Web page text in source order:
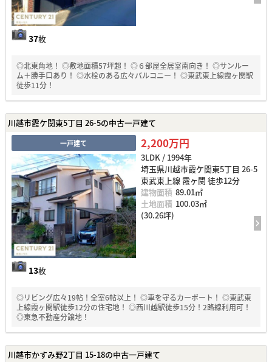
37枚
◎北東角地！ ◎敷地面積57坪超！ ◎６部屋全居室南向き！ ◎サンルー
ム＋勝手口あり！ ◎水栓のある広々バルコニー！ ◎東武東上線霞ヶ関駅
徒歩11分！
川越市霞ケ関東5丁目 26-5の中古一戸建て
一戸建て
13枚
2,200万円
3LDK / 1994年
埼玉県川越市霞ケ関東5丁目 26-5
東武東上線 霞ヶ関 徒歩12分
建物面積 89.01㎡
土地面積 100.03㎡
(30.26坪)
◎リビング広々19帖！全室6帖以上！ ◎車を守るカーポート！ ◎東武東
上線霞ヶ関駅徒歩12分の住宅地！ ◎西川越駅徒歩15分！2路線利用可！
◎東急不動産分譲地！
川越市かすみ野2丁目 15-18の中古一戸建て